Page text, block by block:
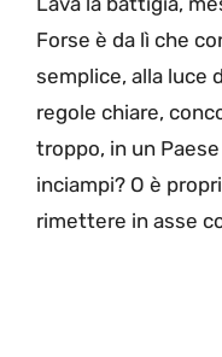
Forse è da lì che
semplice, alla luce
regole chiare,
troppo, in un
inciampi? O è
rimettere in asse